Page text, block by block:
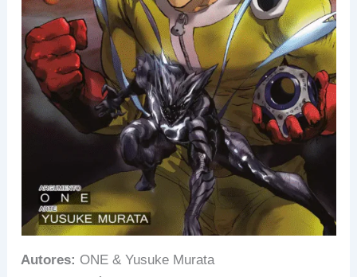
Autores: ONE & Yusuke Murata